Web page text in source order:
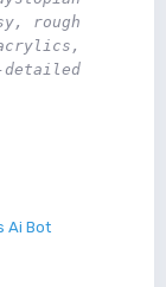
rough
detailed
Ai Bot